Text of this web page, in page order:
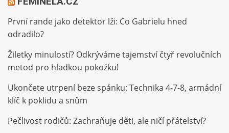
První rande jako detektor lži: Co Gabrielu hned
odradilo?
Žiletky minulostí? Odkrýváme tajemství čtyř revolučních
metod pro hladkou pokožku!
Ukončete utrpení beze spánku: Technika 4-7-8, armádní
klíč k poklidu a snům
Pečlivost rodičů: Zachraňuje děti, ale ničí přátelství?